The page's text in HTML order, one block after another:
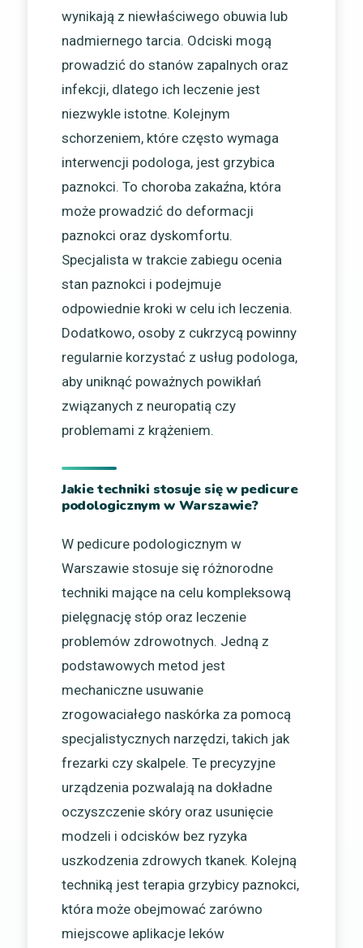
wynikają z niewłaściwego obuwia lub
nadmiernego tarcia. Odciski mogą
prowadzić do stanów zapalnych oraz
infekcji, dlatego ich leczenie jest
niezwykle istotne. Kolejnym
schorzeniem, które często wymaga
interwencji podologa, jest grzybica
paznokci. To choroba zakaźna, która
może prowadzić do deformacji
paznokci oraz dyskomfortu.
Specjalista w trakcie zabiegu ocenia
stan paznokci i podejmuje
odpowiednie kroki w celu ich leczenia.
Dodatkowo, osoby z cukrzycą powinny
regularnie korzystać z usług podologa,
aby uniknąć poważnych powikłań
związanych z neuropatią czy
problemami z krążeniem.
Jakie techniki stosuje się w pedicure
podologicznym w Warszawie?
W pedicure podologicznym w
Warszawie stosuje się różnorodne
techniki mające na celu kompleksową
pielęgnację stóp oraz leczenie
problemów zdrowotnych. Jedną z
podstawowych metod jest
mechaniczne usuwanie
zrogowaciałego naskórka za pomocą
specjalistycznych narzędzi, takich jak
frezarki czy skalpele. Te precyzyjne
urządzenia pozwalają na dokładne
oczyszczenie skóry oraz usunięcie
modzeli i odcisków bez ryzyka
uszkodzenia zdrowych tkanek. Kolejną
techniką jest terapia grzybicy paznokci,
która może obejmować zarówno
miejscowe aplikacje leków